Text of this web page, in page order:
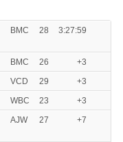
BMC 28 3:27:59
BMC 26
+3
VCD 29
+3
WBC 23
+3
AJW 27 +7